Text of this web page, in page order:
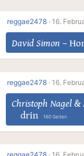
reggae2478 · 16.
David Simon –
reggae2478 · 16.
Christoph Nagel &
drin
160 Seiten